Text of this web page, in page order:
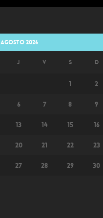
agosto 2026
J V S D
1 2
6 7 8 9
13 14 15 16
20 21 22 23
27 28 29 30